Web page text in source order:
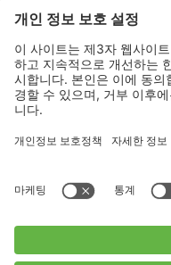
Shop
Contact us
BUCHI Worldwide